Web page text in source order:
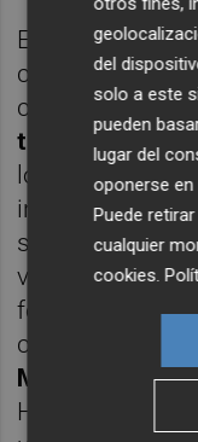
En este
coinversión
comerciales
tres meses ,
los que iba a
inversor
sumaba a los 6
vehículo
febrero de
conocer en un
Meliá Plaza
Hermes I está
del
solo a este
pueden
lugar del
oponerse en
Puede
cualquier
cookies .